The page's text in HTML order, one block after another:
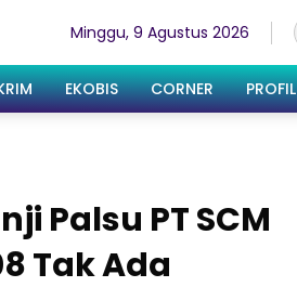
Minggu, 9 Agustus 2026
EKOBIS CORNER PROFIL
Palsu PT SCM
Tak Ada